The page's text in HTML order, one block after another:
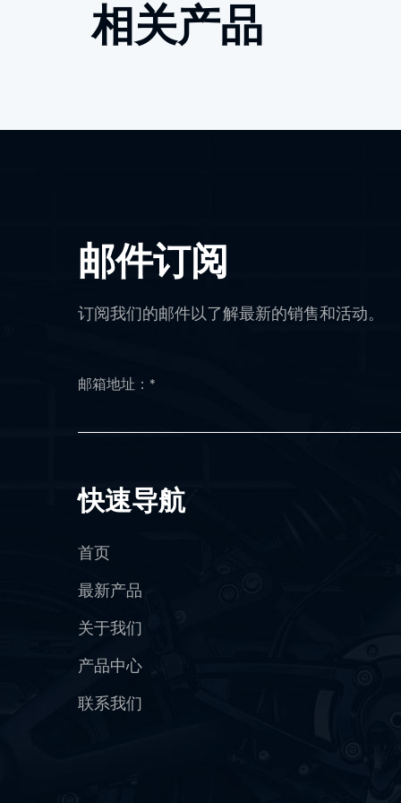
相关产品
邮件订阅
订阅我们的邮件以了解最新的销售和活动。
快速导航
首页
最新产品
关于我们
产品中心
联系我们